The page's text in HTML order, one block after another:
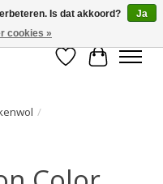
Verlanglijst
/
Is dat akkoord?
Ja
cookies »